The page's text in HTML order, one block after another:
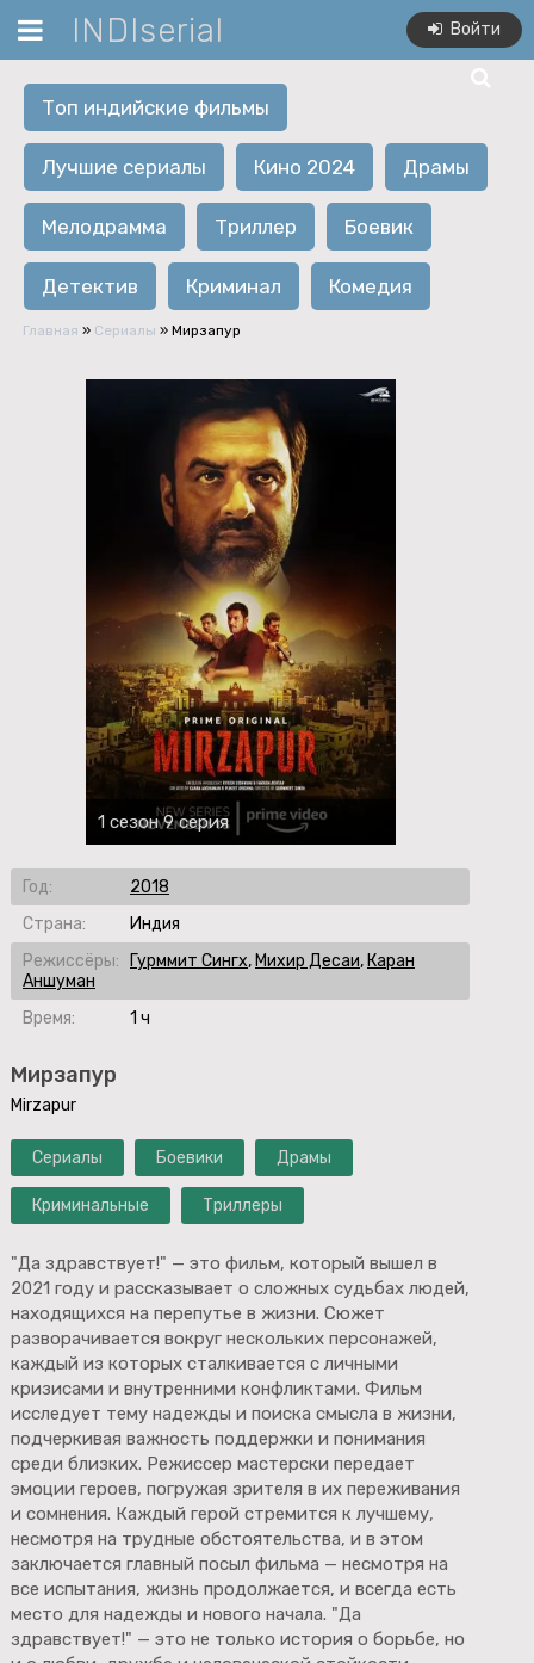
INDIserial Войти
Топ индийские фильмы
Лучшие сериалы Кино 2024 Драмы
Мелодрамма Триллер Боевик
Детектив Криминал Комедия
Главная » Сериалы » Мирзапур
Мирзапур
Mirzapur
Сериалы Боевики Драмы
Криминальные Триллеры
"Да здравствует!" — это фильм, который вышел в
2021 году и рассказывает о сложных судьбах людей,
находящихся на перепутье в жизни. Сюжет
разворачивается вокруг нескольких персонажей,
каждый из которых сталкивается с личными
кризисами и внутренними конфликтами. Фильм
исследует тему надежды и поиска смысла в жизни,
подчеркивая важность поддержки и понимания
среди близких. Режиссер мастерски передает
эмоции героев, погружая зрителя в их переживания
и сомнения. Каждый герой стремится к лучшему,
несмотря на трудные обстоятельства, и в этом
заключается главный посыл фильма — несмотря на
все испытания, жизнь продолжается, и всегда есть
место для надежды и нового начала. "Да
здравствует!" — это не только история о борьбе, но
1 сезон 9 серия
Год:
2018
Страна:
Индия
Режиссёры:
Гурммит Сингх, Михир Десаи, Каран
Аншуман
Время:
1 ч